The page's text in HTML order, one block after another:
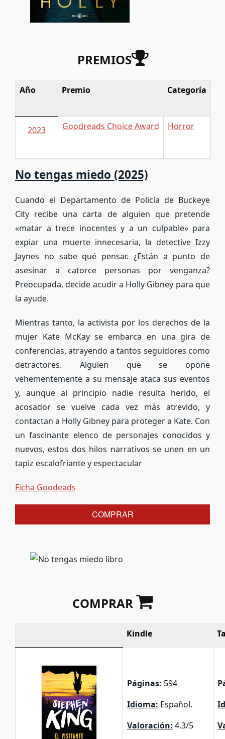
PREMIOS
Año Premio Categoría
2023 Goodreads Choice Award Horror
No tengas miedo (2025)
Cuando el Departamento de Policía de Buckeye
City recibe una carta de alguien que pretende
«matar a trece inocentes y a un culpable» para
expiar una muerte innecesaria, la detective Izzy
Jaynes no sabe qué pensar. ¿Están a punto de
asesinar a catorce personas por venganza?
Preocupada, decide acudir a Holly Gibney para que
la ayude.
Mientras tanto, la activista por los derechos de la
mujer Kate McKay se embarca en una gira de
conferencias, atrayendo a tantos seguidores como
detractores. Alguien que se opone
vehementemente a su mensaje ataca sus eventos
y, aunque al principio nadie resulta herido, el
acosador se vuelve cada vez más atrevido, y
contactan a Holly Gibney para proteger a Kate. Con
un fascinante elenco de personajes conocidos y
nuevos, estos dos hilos narrativos se unen en un
tapiz escalofriante y espectacular
Ficha Goodeads
COMPRAR
COMPRAR
Kindle
Páginas: 594
Idioma: Español.
Valoración: 4.3/5